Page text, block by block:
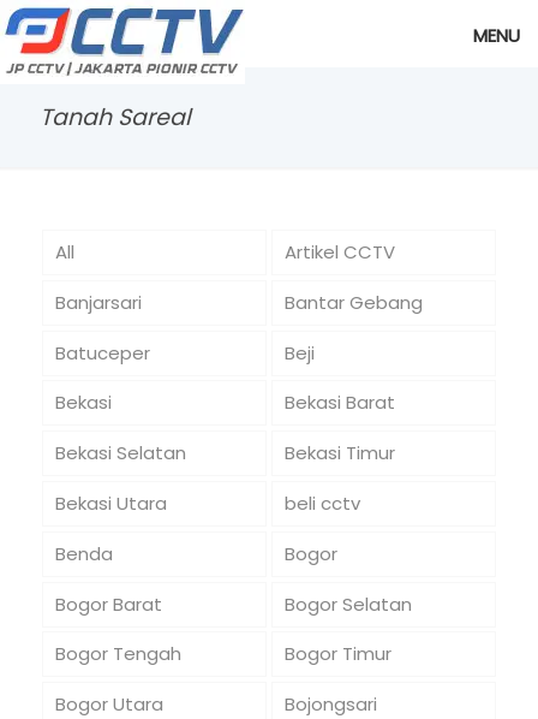
MENU
Tanah Sareal
All
Artikel CCTV
Banjarsari
Bantar Gebang
Batuceper
Beji
Bekasi
Bekasi Barat
Bekasi Selatan
Bekasi Timur
Bekasi Utara
beli cctv
Benda
Bogor
Bogor Barat
Bogor Selatan
Bogor Tengah
Bogor Timur
Bogor Utara
Bojongsari